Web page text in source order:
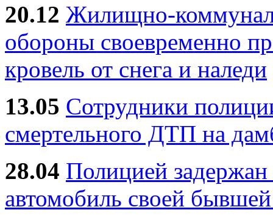
20.12 Жилищно-
обороны своевременно
кровель от снега и наледи
13.05 Сотрудники
смертельного ДТП на
28.04 Полицией
автомобиль своей